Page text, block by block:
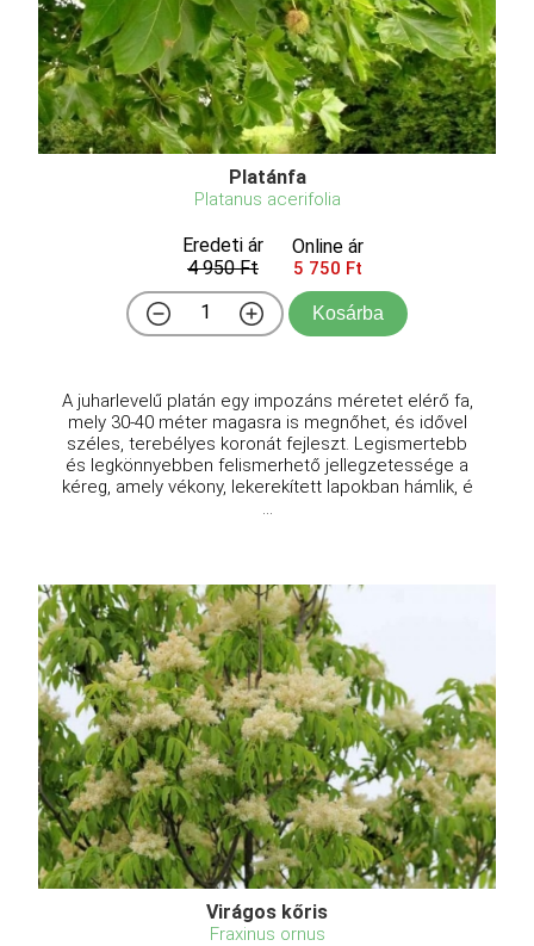
Platánfa
Platanus acerifolia
Eredeti ár
4 950 Ft
Online ár
5 750 Ft
Kosárba
A juharlevelű platán egy impozáns méretet elérő fa,
mely 30-40 méter magasra is megnőhet, és idővel
széles, terebélyes koronát fejleszt. Legismertebb
és legkönnyebben felismerhető jellegzetessége a
kéreg, amely vékony, lekerekített lapokban hámlik, é
Virágos kőris
Fraxinus ornus